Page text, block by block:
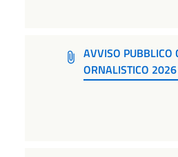
AVVISO PUBBLICO
ORNALISTICO 2026